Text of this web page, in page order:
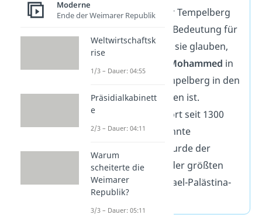
Gleichzeitig hat der Tempelberg
auch eine zentrale Bedeutung für
dieMuslime. Denn sie glauben,
Prophet Mohammed in
Jerusalem vom Tempelberg in den
Himmel aufgestiegen ist.
Außerdem steht dort seit 1300
Jahren der sogenannte
„Felsendom“. So wurde der
Tempelberg einer der größten
Streitpunkte im Israel-Palästina-
Konflikt.
Moderne
Ende der Weimarer Republik
Weltwirtschaftsk
rise
1/3 – Dauer: 04:55
Präsidialkabinett
e
2/3 – Dauer: 04:11
Warum
scheiterte die
Weimarer
Republik?
3/3 – Dauer: 05:11